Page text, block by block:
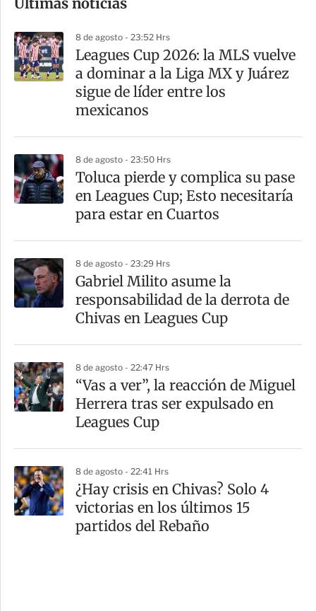
m
a
r
t
8 de agosto - 23:52 Hrs
Leagues Cup 2026: la MLS vuelve
a dominar a la Liga MX y Juárez
sigue de líder entre los
mexicanos
8 de agosto - 23:50 Hrs
Toluca pierde y complica su pase
en Leagues Cup; Esto necesitaría
para estar en Cuartos
8 de agosto - 23:29 Hrs
Gabriel Milito asume la
responsabilidad de la derrota de
Chivas en Leagues Cup
8 de agosto - 22:47 Hrs
“Vas a ver”, la reacción de Miguel
Herrera tras ser expulsado en
Leagues Cup
8 de agosto - 22:41 Hrs
¿Hay crisis en Chivas? Solo 4
victorias en los últimos 15
partidos del Rebaño